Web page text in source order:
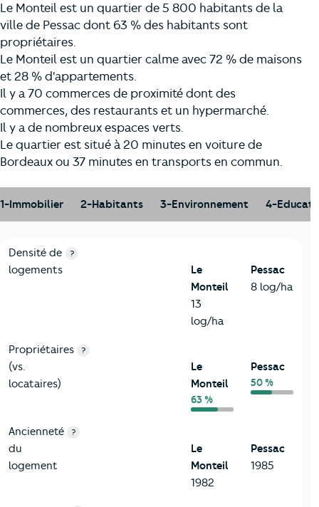
Le Monteil est un quartier de 5 800 habitants de la
ville de Pessac dont 63 % des habitants sont
propriétaires.
Le Monteil est un quartier calme avec 72 % de maisons
et 28 % d'appartements.
Il y a 70 commerces de proximité dont des
commerces, des restaurants et un hypermarché.
Il y a de nombreux espaces verts.
Le quartier est situé à 20 minutes en voiture de
Bordeaux ou 37 minutes en transports en commun.
1-Immobilier 2-Habitants 3-Environnement 4-
1-Immobilier
Critères Le Monteil
Densité de
logements
?
Le
Monteil
13
log/ha
Pessac
8 log/ha
Propriétaires
(vs.
locataires)
?
Le
Monteil
63 %
Pessac
50 %
Ancienneté
du
logement
?
Le
Monteil
1982
Pessac
1985